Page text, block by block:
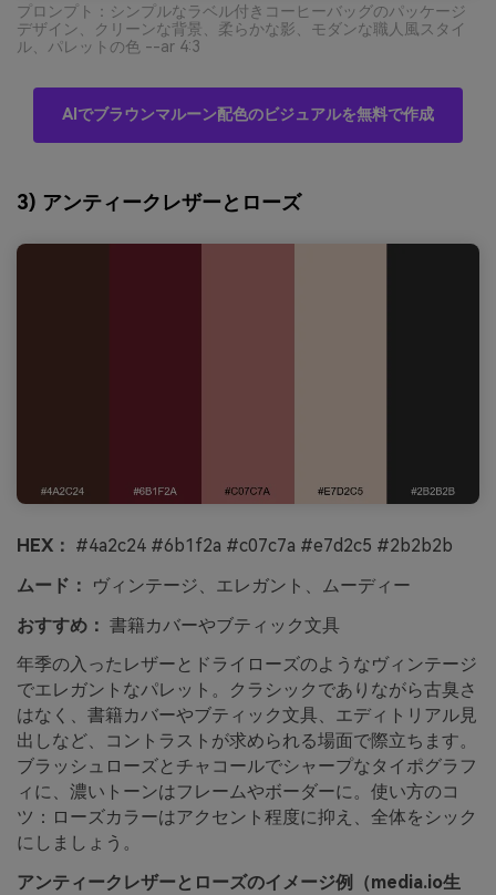
プロンプト：シンプルなラベル付きコーヒーバッグのパッケージ
デザイン、クリーンな背景、柔らかな影、モダンな職人風スタイ
ル、パレットの色 --ar 4:3
AIでブラウンマルーン配色のビジュアルを無料で作成
3) アンティークレザーとローズ
HEX： #4a2c24 #6b1f2a #c07c7a #e7d2c5 #2b2b2b
ムード：
ヴィンテージ、エレガント、ムーディー
おすすめ： 書籍カバーやブティック文具
年季の入ったレザーとドライローズのようなヴィンテージ
でエレガントなパレット。クラシックでありながら古臭さ
はなく、書籍カバーやブティック文具、エディトリアル見
出しなど、コントラストが求められる場面で際立ちます。
ブラッシュローズとチャコールでシャープなタイポグラフ
ィに、濃いトーンはフレームやボーダーに。使い方のコ
ツ：ローズカラーはアクセント程度に抑え、全体をシック
にしましょう。
アンティークレザーとローズのイメージ例（media.io生